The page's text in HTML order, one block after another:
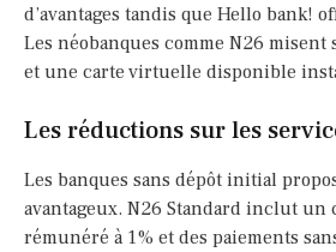
d’avantages tandis que Hello bank!
Les néobanques comme N26
et une carte virtuelle disponible
Les réductions sur les
Les banques sans dépôt initial
avantageux. N26 Standard inclut un
rémunéré à 1% et des paiements